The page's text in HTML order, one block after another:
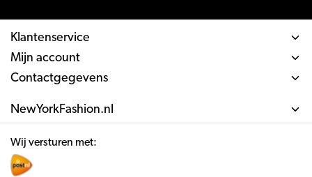
Klantenservice
Mijn account
Contactgegevens
NewYorkFashion.nl
Wij versturen met: